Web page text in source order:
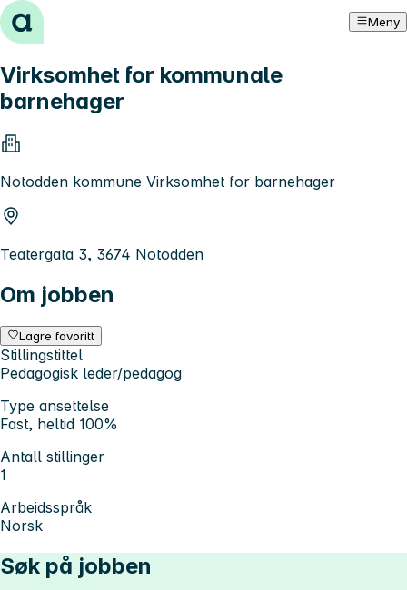
Hopp til innhold Meny
Virksomhet for kommunale
barnehager
Notodden kommune Virksomhet for barnehager
Teatergata 3, 3674 Notodden
Om jobben
Lagre favoritt
Stillingstittel
Pedagogisk leder/pedagog
Type ansettelse
Fast, heltid 100%
Antall stillinger
1
Arbeidsspråk
Norsk
Søk på jobben